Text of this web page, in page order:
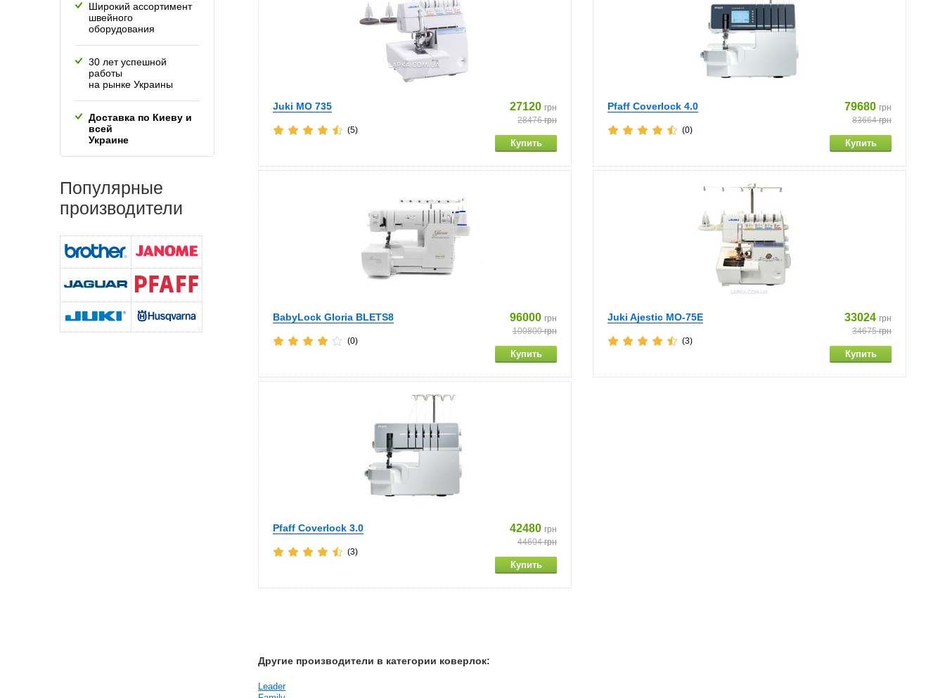
Juki MO 735 27120 грн
28476грн
(5)
Pfaff Coverlock 4.0 79680 грн
83664грн
(0)
BabyLock Gloria BLETS8 96000 грн
100800грн
(0)
Juki Ajestic MO-75E 33024 грн
34675грн
(3)
Pfaff Coverlock 3.0 42480 грн
44604грн
(3)
Другие производители в категории коверлок:
Leader
Широкий ассортимент
швейного
оборудования
30 лет успешной
работы
на рынке Украины
Доставка по Киеву и
всей
Украине
Популярные
производители